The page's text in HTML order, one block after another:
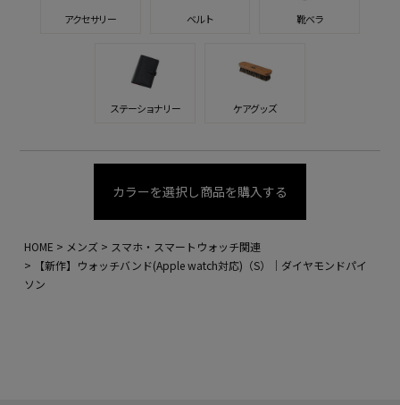
アクセサリー ベルト 靴ベラ
ステーショナリー ケアグッズ
カラーを選択し商品を購入する
HOME メンズ
スマホ・スマートウォッチ関連
【新作】ウォッチバンド(Apple watch対応)（S）｜ダイヤモンドパイ
ソン